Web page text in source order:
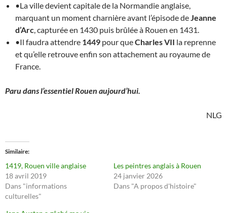
•La ville devient capitale de la Normandie anglaise,
marquant un moment charnière avant l’épisode deJeanne
d’Arc, capturée en 1430 puis brûlée à Rouen en 1431.
•Il faudra attendre 1449 pour queCharles VII la reprenne
et qu’elle retrouve enfin son attachement au royaume de
France.
Paru dans l’essentiel Rouen aujourd’hui.
NLG
Similaire
1419, Rouen ville anglaise
18 avril 2019
Dans "informations
culturelles"
Les peintres anglais à Rouen
24 janvier 2026
Dans "A propos d'histoire"